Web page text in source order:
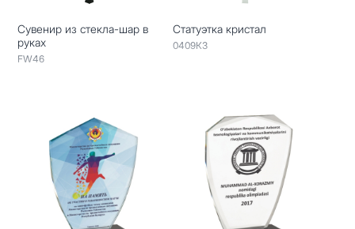
Сувенир из стекла-шар в
руках
FW46
Статуэтка кристал
0409КЗ